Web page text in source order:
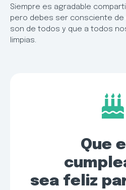
Siempre es agradable
pero debes ser consciente de
son de todos y que a todos
limpias.
Que
sea feliz